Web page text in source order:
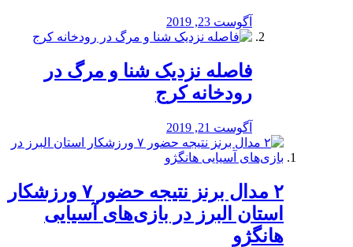
آگوست 23, 2019
️فاصله نزدیک شنا و مرگ در
رودخانه کرج
آگوست 21, 2019
۲ مدال برنز نتیجه حضور ۷ ورزشکار
استان البرز در بازی‌های آسیایی
هانگژو